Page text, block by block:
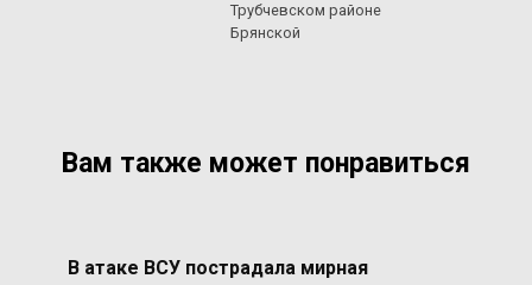
Трубчевском районе
Брянской
Вам также может понравиться
В атаке ВСУ пострадала мирная